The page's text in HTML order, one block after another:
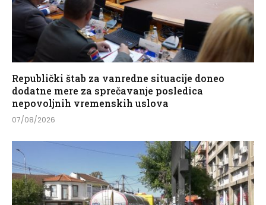
Republički štab za vanredne situacije doneo
dodatne mere za sprečavanje posledica
nepovoljnih vremenskih uslova
07/08/2026